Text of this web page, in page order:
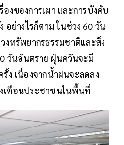
งของการเผา และการบังคับ
อย่างไรก็ตาม ในช่วง 60 วัน
ทรัพยากรธรรมชาติและสิ่ง
วันอันตราย ฝุ่นควันจะมี
ง เนื่องจากน้ำฝนจะลดลง
เตือนประชาชนในพื้นที่